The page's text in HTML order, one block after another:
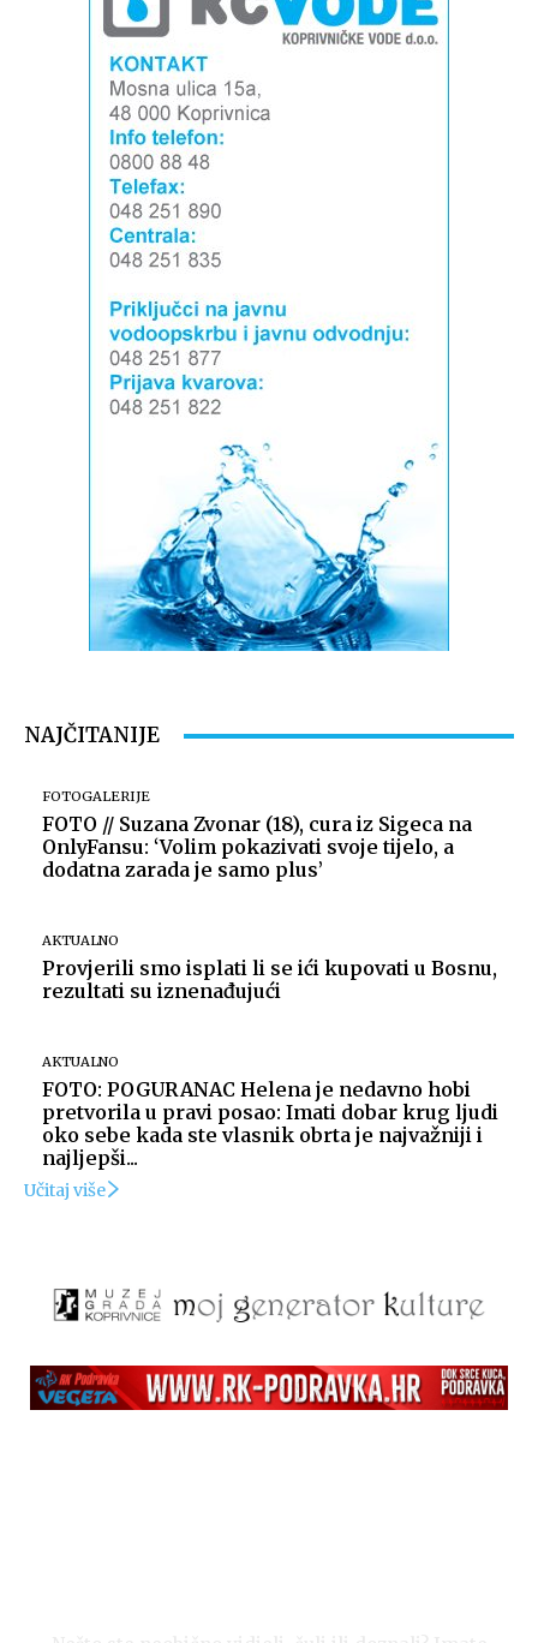
NAJČITANIJE
FOTOGALERIJE
FOTO // Suzana Zvonar (18), cura iz Sigeca na
OnlyFansu: ‘Volim pokazivati svoje tijelo, a
dodatna zarada je samo plus’
AKTUALNO
Provjerili smo isplati li se ići kupovati u Bosnu,
rezultati su iznenađujući
AKTUALNO
FOTO: POGURANAC Helena je nedavno hobi
pretvorila u pravi posao: Imati dobar krug ljudi
oko sebe kada ste vlasnik obrta je najvažniji i
najljepši...
Učitaj više